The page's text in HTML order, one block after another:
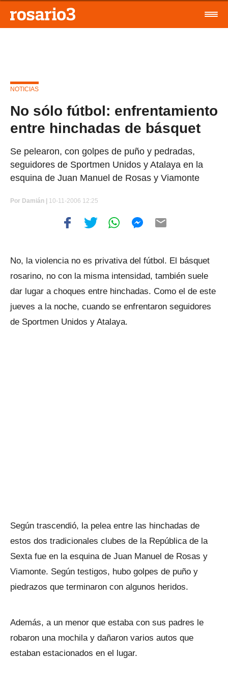
NOTICIAS
No sólo fútbol: enfrentamiento
entre hinchadas de básquet
Se pelearon, con golpes de puño y pedradas,
seguidores de Sportmen Unidos y Atalaya en la
esquina de Juan Manuel de Rosas y Viamonte
Por Damián | 10-11-2006 12:25
No, la violencia no es privativa del fútbol. El básquet
rosarino, no con la misma intensidad, también suele
dar lugar a choques entre hinchadas. Como el de este
jueves a la noche, cuando se enfrentaron seguidores
de Sportmen Unidos y Atalaya.
Según trascendió, la pelea entre las hinchadas de
estos dos tradicionales clubes de la República de la
Sexta fue en la esquina de Juan Manuel de Rosas y
Viamonte. Según testigos, hubo golpes de puño y
piedrazos que terminaron con algunos heridos.
Además, a un menor que estaba con sus padres le
robaron una mochila y dañaron varios autos que
estaban estacionados en el lugar.